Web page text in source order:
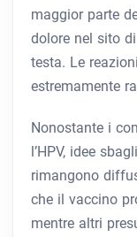
maggior parte
dolore nel sito
testa. Le
estremamente
Nonostante i
l’HPV, idee
rimangono
che il vaccino
mentre altri